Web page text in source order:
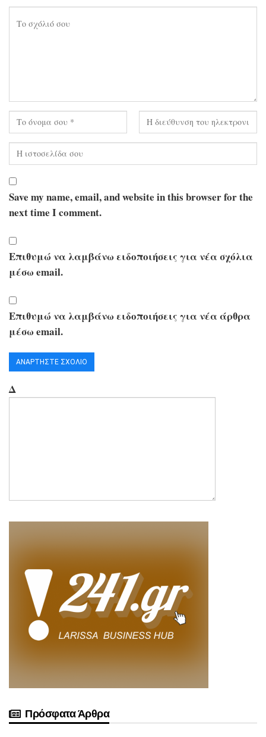
Save my name, email, and website in this browser for the
next time I comment.
Επιθυμώ να λαμβάνω ειδοποιήσεις για νέα σχόλια
μέσω email.
Επιθυμώ να λαμβάνω ειδοποιήσεις για νέα άρθρα
μέσω email.
Δ
Πρόσφατα Άρθρα